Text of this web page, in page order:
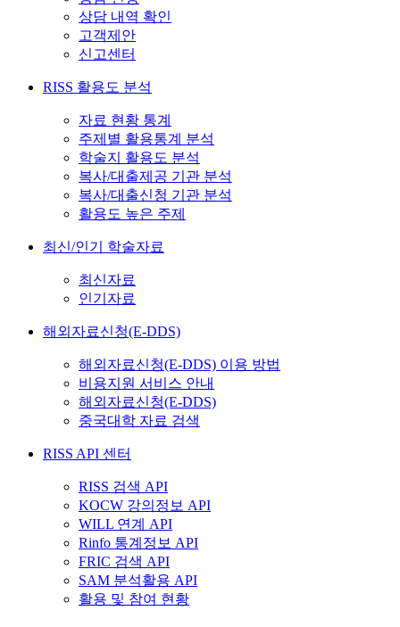
상담 내역 확인
고객제안
신고센터
RISS 활용도 분석
자료 현황 통계
주제별 활용통계 분석
학술지 활용도 분석
복사/대출제공 기관 분석
복사/대출신청 기관 분석
활용도 높은 주제
최신/인기 학술자료
최신자료
인기자료
해외자료신청(E-DDS)
해외자료신청(E-DDS) 이용 방법
비용지원 서비스 안내
해외자료신청(E-DDS)
중국대학 자료 검색
RISS API 센터
RISS 검색 API
KOCW 강의정보 API
WILL 연계 API
Rinfo 통계정보 API
FRIC 검색 API
SAM 분석활용 API
활용 및 참여 현황